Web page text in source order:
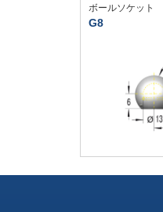
ボールソケット
G8